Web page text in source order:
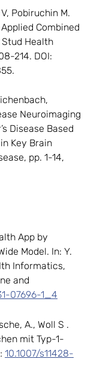
Pobiruchin M.
Combined
Health
214. DOI:
Neuroimaging
Disease Based
Key Brain
pp. 1-14,
App by
Model. In: Y.
Informatics,
and
07696-1_4
A., Woll S .
mit Typ-1-
10.1007/s11428-